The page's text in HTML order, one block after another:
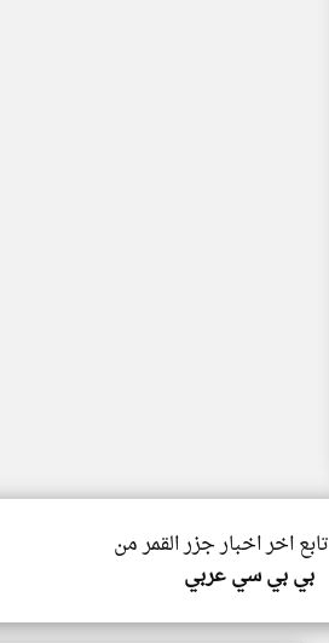
تابع اخر اخبار جزر القمر من
بي بي سي عربي